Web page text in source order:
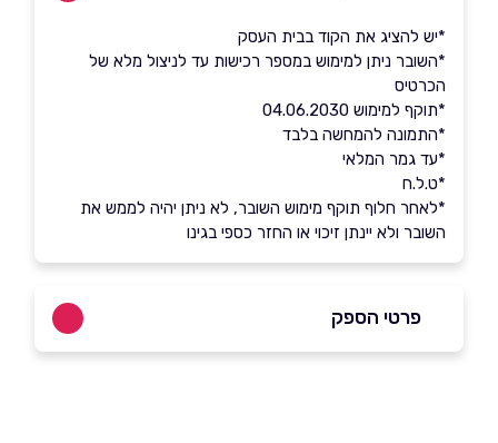
*יש להציג את הקוד בבית העסק
*השובר ניתן למימוש במספר רכישות עד לניצול מלא של
הכרטיס
*תוקף למימוש 04.06.2030
*התמונה להמחשה בלבד
*עד גמר המלאי
*ט.ל.ח
*לאחר חלוף תוקף מימוש השובר, לא ניתן יהיה לממש את
השובר ולא יינתן זיכוי או החזר כספי בגינו
פרטי הספק